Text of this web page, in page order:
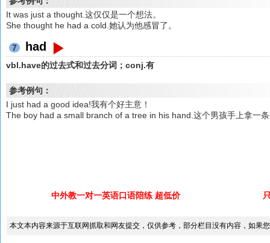
It was just a thought.这仅仅是一个想法。
She thought he had a cold.她认为他感冒了。
7 had
vbl.have的过去式和过去分词；conj.有
参考例句：
I just had a good idea!我有个好主意！
The boy had a small branch of a tree in his hand.这个男孩手上拿一
中外教一对一英语口语陪练 超低价
本文本内容来源于互联网抓取和网友提交，仅供参考，部分栏目没有内容，如果